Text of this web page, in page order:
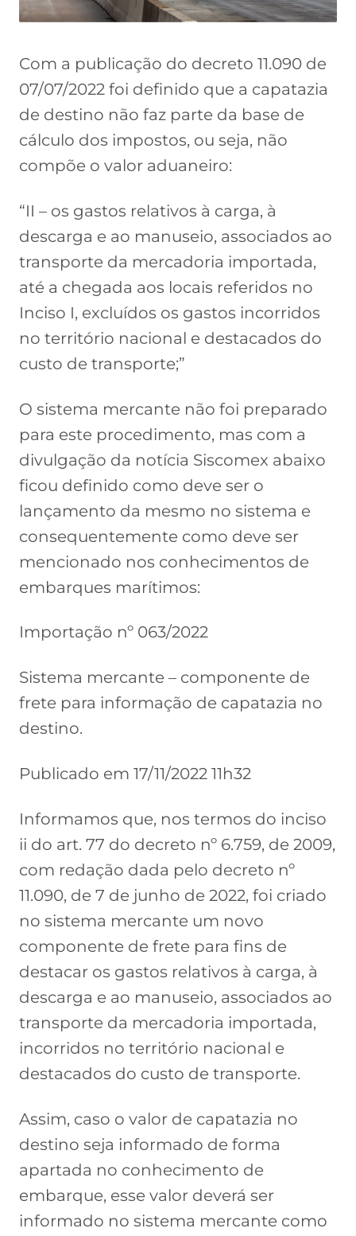
Com a publicação do decreto 11.090 de
07/07/2022 foi definido que a capatazia
de destino não faz parte da base de
cálculo dos impostos, ou seja, não
compõe o valor aduaneiro:
“II – os gastos relativos à carga, à
descarga e ao manuseio, associados ao
transporte da mercadoria importada,
até a chegada aos locais referidos no
Inciso I, excluídos os gastos incorridos
no território nacional e destacados do
custo de transporte;”
O sistema mercante não foi preparado
para este procedimento, mas com a
divulgação da notícia Siscomex abaixo
ficou definido como deve ser o
lançamento da mesmo no sistema e
consequentemente como deve ser
mencionado nos conhecimentos de
embarques marítimos:
Importação nº 063/2022
Sistema mercante – componente de
frete para informação de capatazia no
destino.
Publicado em 17/11/2022 11h32
Informamos que, nos termos do inciso
ii do art. 77 do decreto nº 6.759, de 2009,
com redação dada pelo decreto nº
11.090, de 7 de junho de 2022, foi criado
no sistema mercante um novo
componente de frete para fins de
destacar os gastos relativos à carga, à
descarga e ao manuseio, associados ao
transporte da mercadoria importada,
incorridos no território nacional e
destacados do custo de transporte.
Assim, caso o valor de capatazia no
destino seja informado de forma
apartada no conhecimento de
embarque, esse valor deverá ser
informado no sistema mercante como